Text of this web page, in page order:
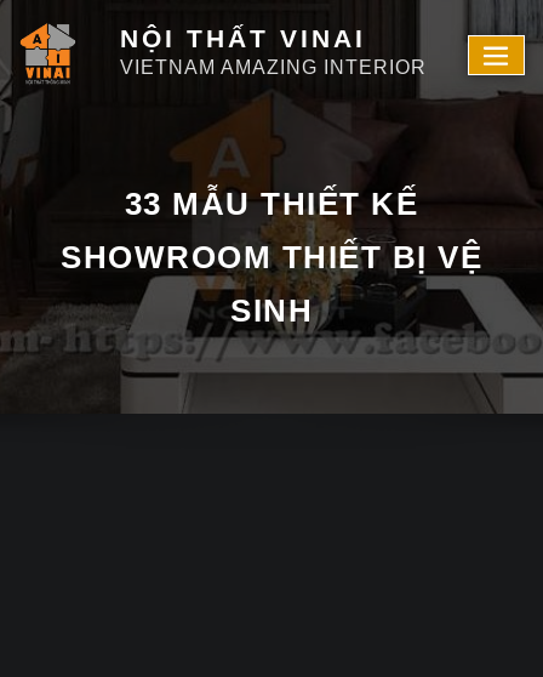
NỘI THẤT VINAI
VIETNAM AMAZING INTERIOR
33 MẪU THIẾT KẾ
SHOWROOM THIẾT BỊ VỆ
SINH